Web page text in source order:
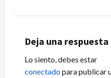
c
i
Deja una respuesta
Lo siento, debes estar
conectado para publicar